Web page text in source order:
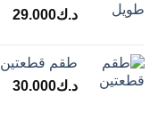
د.ك29.000
طقم قطعتين
د.ك30.000